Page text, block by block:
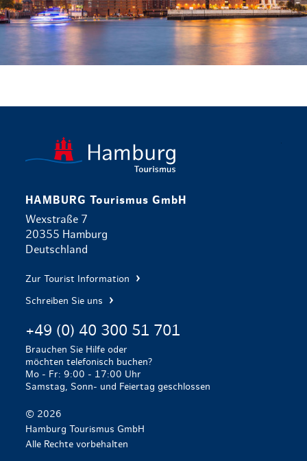
HAMBURG Tourismus GmbH
Wexstraße 7
20355 Hamburg
Deutschland
Zur Tourist Information
Schreiben Sie uns
+49 (0) 40 300 51 701
Brauchen Sie Hilfe oder
möchten telefonisch buchen?
Mo - Fr: 9:00 - 17:00 Uhr
Samstag, Sonn- und Feiertag geschlossen
© 2026
Hamburg Tourismus GmbH
Alle Rechte vorbehalten